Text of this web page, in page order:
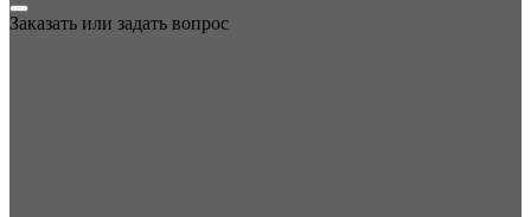
Заказать или задать вопрос